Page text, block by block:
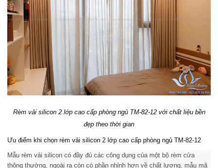
Rèm vải silicon 2 lớp cao cấp phòng ngủ TM-82-12 với chất liệu bền
đẹp theo thời gian
Ưu điểm khi chọn rèm vải silicon 2 lớp cao cấp phòng ngủ TM-82-12
Mẫu rèm vải silicon có đầy đủ các công dụng của một bộ rèm cửa
thông thường, ngoài ra còn có phần nhỉnh hơn về chất lượng, mẫu mã